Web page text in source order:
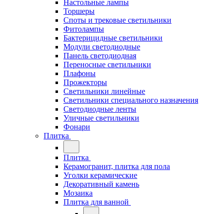
Настольные лампы
Торшеры
Споты и трековые светильники
Фитолампы
Бактерицидные светильники
Модули светодиодные
Панель светодиодная
Переносные светильники
Плафоны
Прожекторы
Светильники линейные
Светильники специального назначения
Светодиодные ленты
Уличные светильники
Фонари
Плитка
Плитка
Керамогранит, плитка для пола
Уголки керамические
Декоративный камень
Мозаика
Плитка для ванной